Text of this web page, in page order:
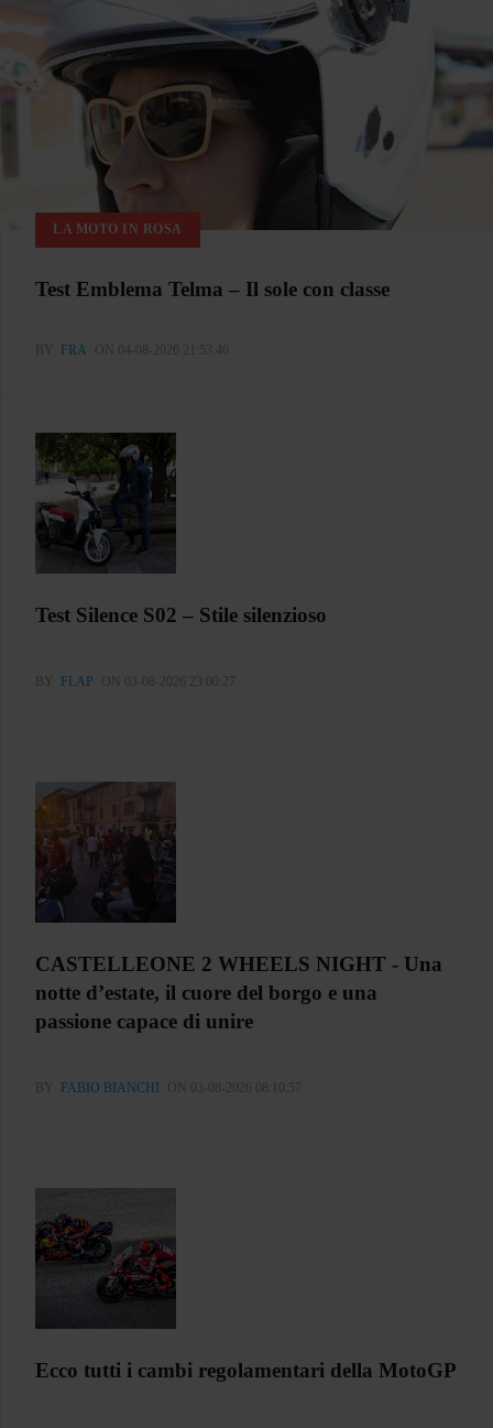
LA MOTO IN ROSA
Test Emblema Telma – Il sole con classe
BY FRA ON 04-08-2026 21:53:46
Test Silence S02 – Stile silenzioso
BY FLAP ON 03-08-2026 23:00:27
CASTELLEONE 2 WHEELS NIGHT - Una
notte d’estate, il cuore del borgo e una
passione capace di unire
BY FABIO BIANCHI ON 03-08-2026 08:10:57
Ecco tutti i cambi regolamentari della MotoGP